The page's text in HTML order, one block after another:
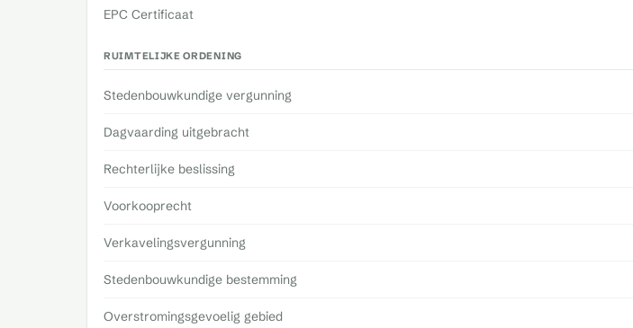
EPC Certificaat
RUIMTELIJKE ORDENING
Stedenbouwkundige vergunning
Dagvaarding uitgebracht
Rechterlijke beslissing
Voorkooprecht
Verkavelingsvergunning
Stedenbouwkundige bestemming
Overstromingsgevoelig gebied